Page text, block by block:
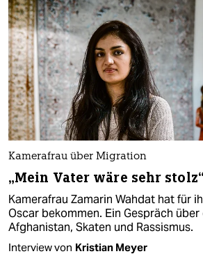
Kamerafrau über Migration
„Mein Vater wäre sehr stolz“
Kamerafrau Zamarin Wahdat hat für
Oscar bekommen. Ein Gespräch
Afghanistan, Skaten und Rassismus.
Interview von Kristian Meyer